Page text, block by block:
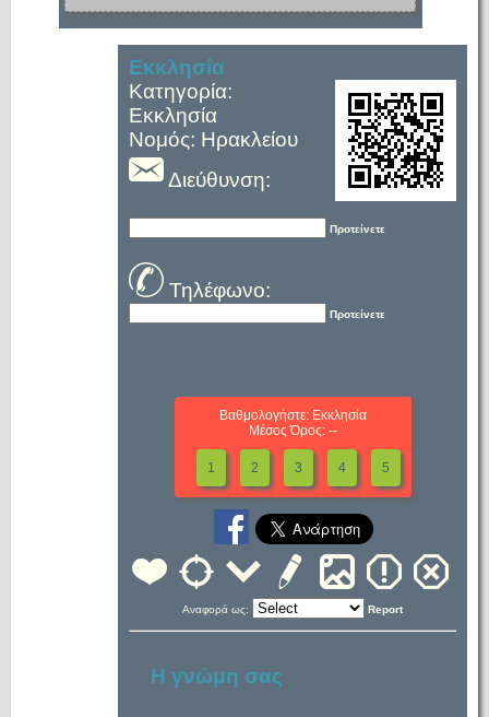
Εκκλησία
Κατηγορία:
Εκκλησία
Νομός: Ηρακλείου
Διεύθυνση:
Προτείνετε
Τηλέφωνο:
Προτείνετε
Βαθμολογήστε: Εκκλησία
Μέσος Όρος: --
1 2 3 4 5
Αναφορά ως: Report
Η γνώμη σας